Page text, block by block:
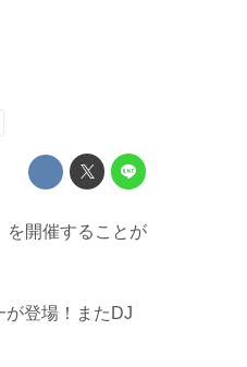
を開催することが
登場！またDJ